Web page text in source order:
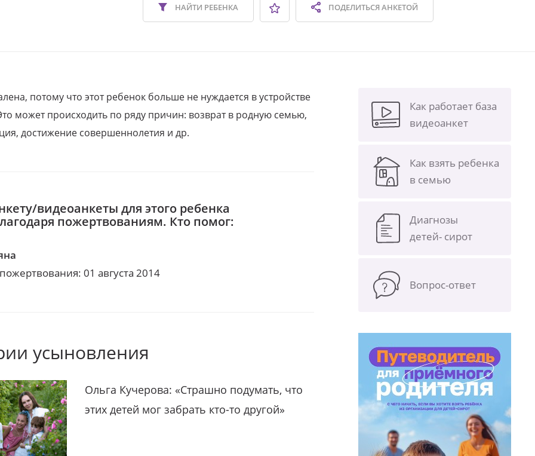
ПОДЕЛИТЬСЯАНКЕТОЙ
НАЙТИ РЕБЕНКА
потому что этот ребенок больше не нуждается в устройстве
может происходить по ряду причин: возврат в родную семью,
достижение совершеннолетия и др.
видеоанкеты для этого ребенка
пожертвованиям. Кто помог:
01 августа 2014
усыновления
Ольга Кучерова: «Страшно подумать, что
этих детей мог забрать кто-то другой»
Как работает база
видеоанкет
Как взять ребенка
в семью
Диагнозы
детей- сирот
Вопрос-ответ